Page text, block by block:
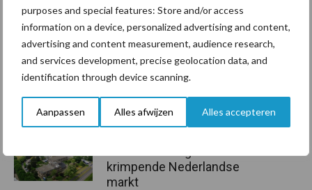
purposes and special features: Store and/or access
information on a device, personalized advertising and content,
advertising and content measurement, audience research,
and services development, precise geolocation data, and
identification through device scanning.
Aanpassen Alles afwijzen Alles accepteren
De speenhuid: een vaak
onderschatte risicofactor
voor mastitis
krimpende Nederlandse
markt